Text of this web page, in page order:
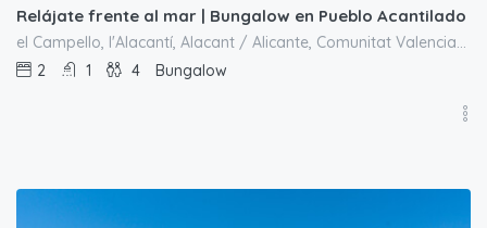
Relájate frente al mar | Bungalow en Pueblo Acantilado
el Campello, l'Alacantí, Alacant / Alicante, Comunitat Valenciana, España
2
1 4 Bungalow